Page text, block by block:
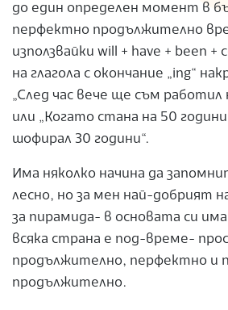
до един определен момент в
перфектно продължително
използвайки will + have + been
на глагола с окончание „ing“
„След час вече ще съм
или „Когато стана на 50
шофирал 30 години“.
Има няколко начина да
лесно, но за мен най-добрият
за пирамида- в основата си
всяка страна е под-време-
продължително, перфектно и
продължително.